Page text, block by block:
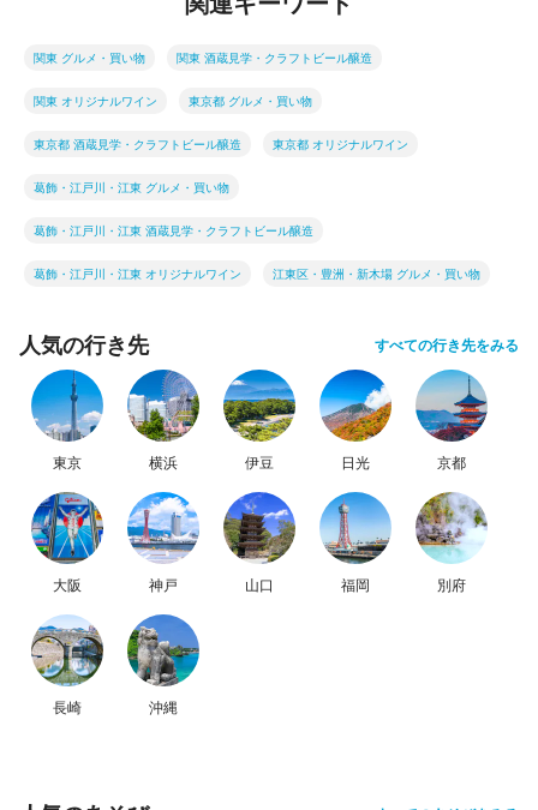
関東 グルメ・買い物 関東 酒蔵見学・クラフトビール醸造
関東 オリジナルワイン 東京都 グルメ・買い物
東京都 酒蔵見学・クラフトビール醸造 東京都 オリジナルワイン
葛飾・江戸川・江東 グルメ・買い物
葛飾・江戸川・江東 酒蔵見学・クラフトビール醸造
葛飾・江戸川・江東 オリジナルワイン 江東区・豊洲・新木場 グルメ・買い物
人気の行き先 すべての行き先をみる
東京 横浜 伊豆 日光 京都
大阪 神戸 山口 福岡 別府
長崎 沖縄